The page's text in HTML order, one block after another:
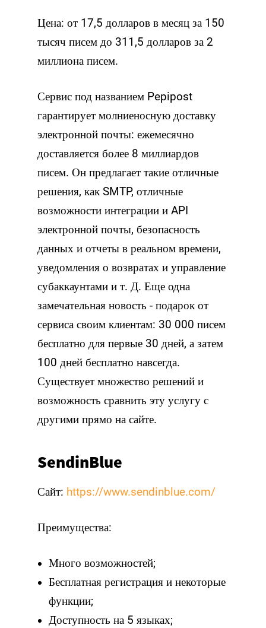
Цена: от 17,5 долларов в месяц за 150
тысяч писем до 311,5 долларов за 2
миллиона писем.
Сервис под названием Pepipost
гарантирует молниеносную доставку
электронной почты: ежемесячно
доставляется более 8 миллиардов
писем. Он предлагает такие отличные
решения, как SMTP, отличные
возможности интеграции и API
электронной почты, безопасность
данных и отчеты в реальном времени,
уведомления о возвратах и ​​управление
субаккаунтами и т. Д. Еще одна
замечательная новость - подарок от
сервиса своим клиентам: 30 000 писем
бесплатно для первые 30 дней, а затем
100 дней бесплатно навсегда.
Существует множество решений и
возможность сравнить эту услугу с
другими прямо на сайте.
SendinBlue
Сайт: https://www.sendinblue.com/
Преимущества:
Много возможностей;
Бесплатная регистрация и некоторые
функции;
Доступность на 5 языках;